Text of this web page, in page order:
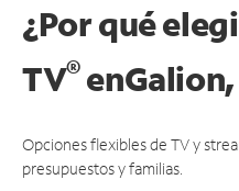
¿Por qué
TV®en
Opciones flexibles de TV y
presupuestos y familias.